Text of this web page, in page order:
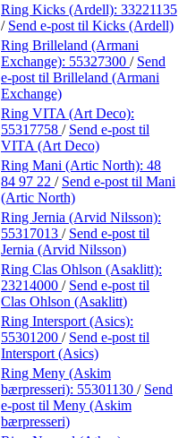
Ring Kicks (Ardell): 33221135
/ Send e-post til Kicks (Ardell)
Ring Brilleland (Armani
Exchange): 55327300 / Send
e-post til Brilleland (Armani
Exchange)
Ring VITA (Art Deco):
55317758 / Send e-post til
VITA (Art Deco)
Ring Mani (Artic North): 48
84 97 22 / Send e-post til Mani
(Artic North)
Ring Jernia (Arvid Nilsson):
55317013 / Send e-post til
Jernia (Arvid Nilsson)
Ring Clas Ohlson (Asaklitt):
23214000 / Send e-post til
Clas Ohlson (Asaklitt)
Ring Intersport (Asics):
55301200 / Send e-post til
Intersport (Asics)
Ring Meny (Askim
bærpresseri): 55301130 / Send
e-post til Meny (Askim
bærpresseri)